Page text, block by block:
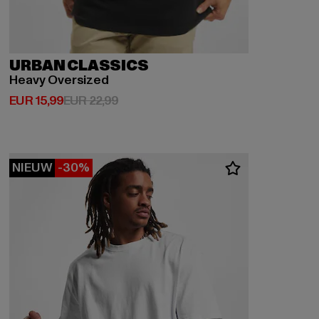
URBAN CLASSICS
Heavy Oversized
EUR 15,99
Huidige prijs: EUR 15,99
EUR 22,99Actieprijs: EUR 22,99
NIEUW -30%